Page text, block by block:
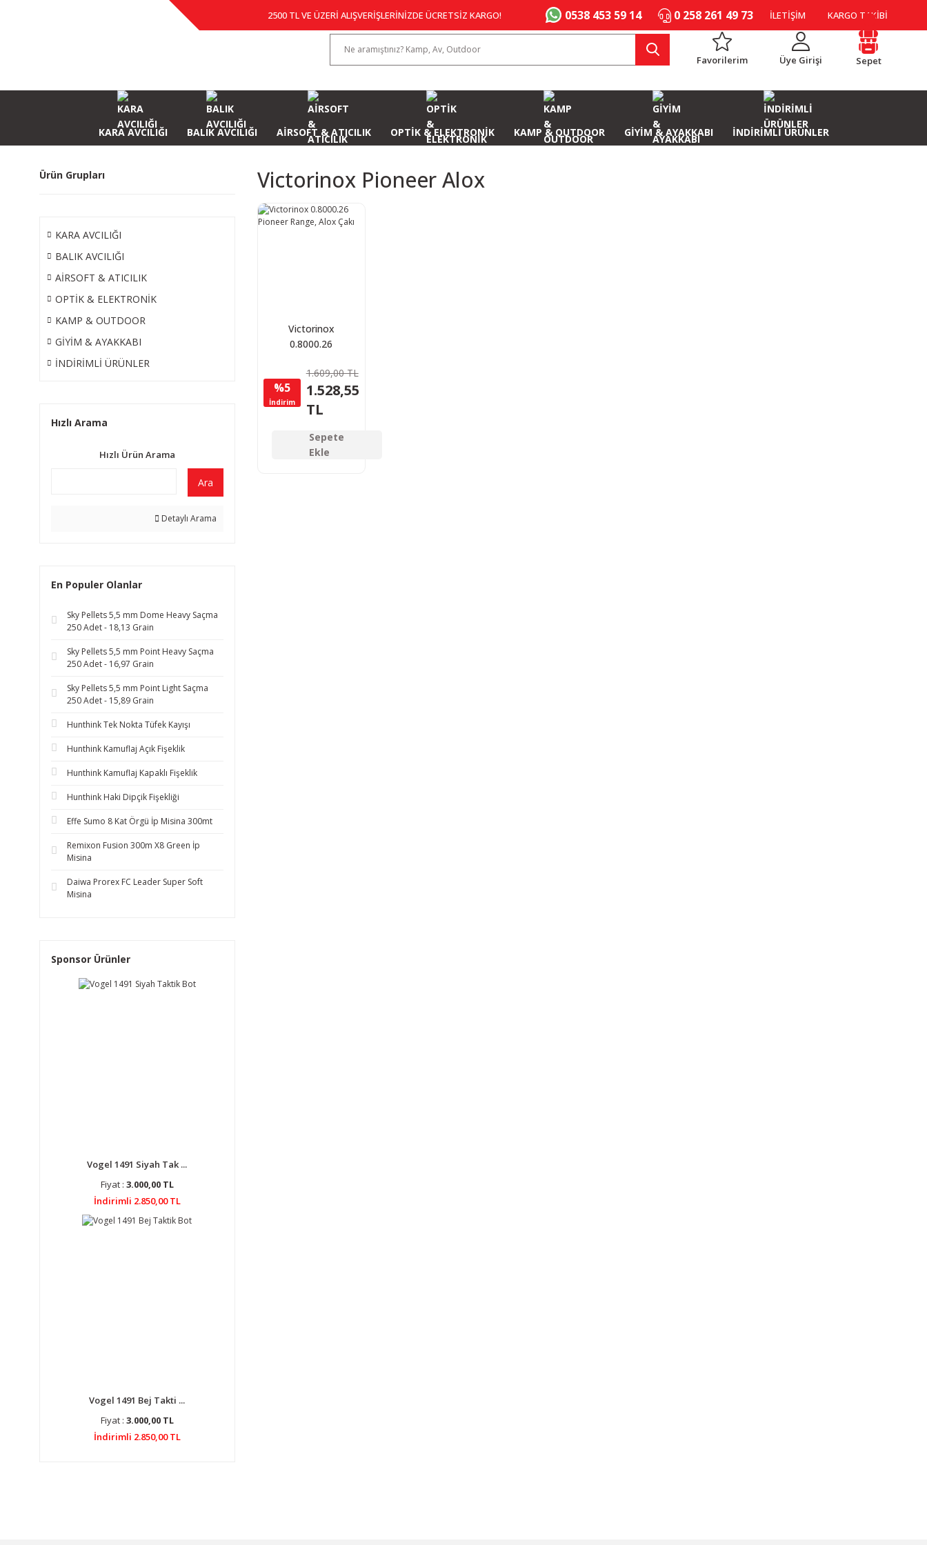
2500 TL VE ÜZERİ ALIŞVERİŞLERİNİZDE ÜCRETSİZ KARGO! 0538 453 59 14 0 258 261 49 73 İLETİŞİM KARGO TAKİBİ
Favorilerim Üye Girişi Sepet
KARA AVCILIĞI BALIK AVCILIĞI AİRSOFT & ATICILIK OPTİK & ELEKTRONİK KAMP & OUTDOOR GİYİM & AYAKKABI İNDİRİMLİ ÜRÜNLER
Ürün Grupları
KARA AVCILIĞI
BALIK AVCILIĞI
AİRSOFT & ATICILIK
OPTİK & ELEKTRONİK
KAMP & OUTDOOR
GİYİM & AYAKKABI
İNDİRİMLİ ÜRÜNLER
Hızlı Arama
Hızlı Ürün Arama
Ara
Detaylı Arama
En Populer Olanlar
Sky Pellets 5,5 mm Dome Heavy Saçma
250 Adet - 18,13 Grain
Sky Pellets 5,5 mm Point Heavy Saçma
250 Adet - 16,97 Grain
Sky Pellets 5,5 mm Point Light Saçma
250 Adet - 15,89 Grain
Hunthink Tek Nokta Tüfek Kayışı
Hunthink Kamuflaj Açık Fişeklik
Hunthink Kamuflaj Kapaklı Fişeklik
Hunthink Haki Dipçik Fişekliği
Effe Sumo 8 Kat Örgü İp Misina 300mt
Remixon Fusion 300m X8 Green İp
Misina
Daiwa Prorex FC Leader Super Soft
Misina
Sponsor Ürünler
Vogel 1491 Siyah Tak ...
Fiyat : 3.000,00 TL
İndirimli 2.850,00 TL
Vogel 1491 Bej Takti ...
Fiyat : 3.000,00 TL
İndirimli 2.850,00 TL
Victorinox Pioneer Alox
Victorinox
0.8000.26
Alox Çakı
%5
İndirim
1.609,00 TL
1.528,55
TL
Sepete
Ekle